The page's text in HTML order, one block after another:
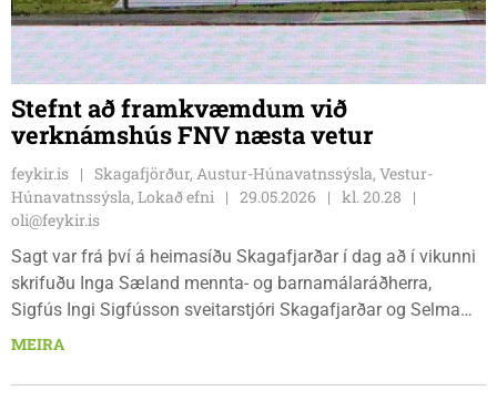
Stefnt að framkvæmdum við
verknámshús FNV næsta vetur
feykir.is
Skagafjörður, Austur-Húnavatnssýsla, Vestur-
Húnavatnssýsla, Lokað efni
29.05.2026
kl. 20.28
oli@feykir.is
Sagt var frá því á heimasíðu Skagafjarðar í dag að í vikunni
skrifuðu Inga Sæland mennta- og barnamálaráðherra,
Sigfús Ingi Sigfússon sveitarstjóri Skagafjarðar og Selma
Barðdal Reynisdóttir skólameistari Fjölbrautaskóla
verknámshúss Fjölbrautaskóla Norðurlands vestra. Áætlað
MEIRA